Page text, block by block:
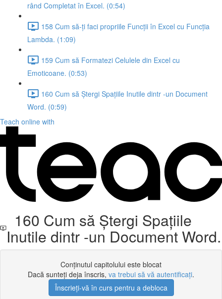
rând Completat în Excel. (0:54)
158 Cum să-ți faci propriile Funcții în Excel cu Funcția
Lambda. (1:09)
159 Cum să Formatezi Celulele din Excel cu
Emoticoane. (0:53)
160 Cum să Ștergi Spațiile Inutile dintr -un Document
Word. (0:59)
Teach online with
160 Cum să Ștergi Spațiile
Inutile dintr -un Document Word.
Conținutul capitolului este blocat
Dacă sunteți deja înscris, va trebui să vă autentificați.
Înscrieți-vă în curs pentru a debloca